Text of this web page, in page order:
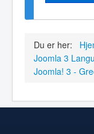
Du er her:
Joomla 3
Joomla! 3 -